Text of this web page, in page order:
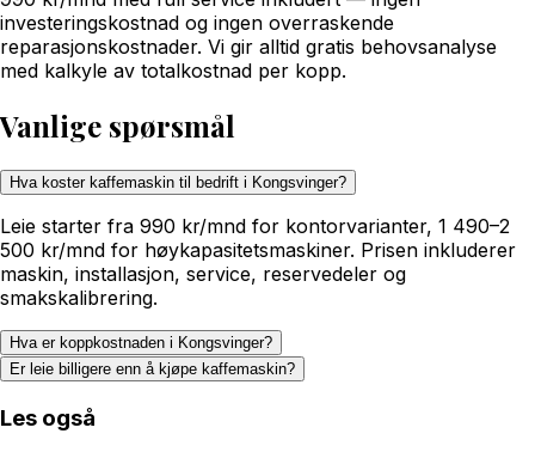
investeringskostnad og ingen overraskende
reparasjonskostnader. Vi gir alltid gratis behovsanalyse
med kalkyle av totalkostnad per kopp.
Vanlige spørsmål
Hva koster kaffemaskin til bedrift i Kongsvinger?
Leie starter fra 990 kr/mnd for kontorvarianter, 1 490–2
500 kr/mnd for høykapasitetsmaskiner. Prisen inkluderer
maskin, installasjon, service, reservedeler og
smakskalibrering.
Hva er koppkostnaden i Kongsvinger?
Er leie billigere enn å kjøpe kaffemaskin?
Les også